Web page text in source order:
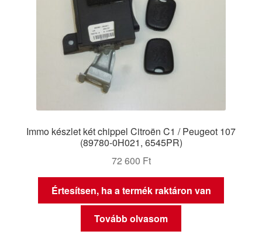
Immo készlet két chippel Citroën C1 / Peugeot 107
(89780-0H021, 6545PR)
72 600 Ft
Értesítsen, ha a termék raktáron van
Tovább olvasom